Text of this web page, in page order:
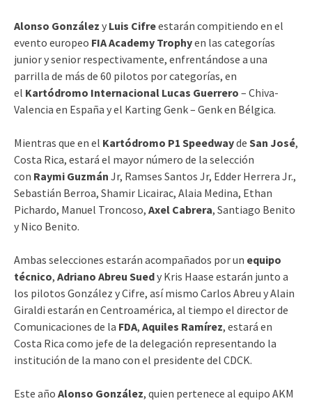
Alonso González y Luis Cifreestarán compitiendo en el
evento europeo FIA Academy Trophyen las categorías
junior y senior respectivamente, enfrentándose a una
parrilla de más de 60 pilotos por categorías, en
el Kartódromo Internacional Lucas Guerrero – Chiva-
Valencia en España y el Karting Genk – Genk en Bélgica.
Mientras que en el Kartódromo P1 Speedwayde San José,
Costa Rica, estará el mayor número de la selección
con Raymi Guzmán Jr, Ramses Santos Jr, Edder Herrera Jr.,
Sebastián Berroa, Shamir Licairac, Alaia Medina, Ethan
Pichardo, Manuel Troncoso, Axel Cabrera, Santiago Benito
y Nico Benito.
Ambas selecciones estarán acompañados por un equipo
técnico, Adriano Abreu Suedy Kris Haase estarán junto a
los pilotos González y Cifre, así mismo Carlos Abreu y Alain
Giraldi estarán en Centroamérica, al tiempo el director de
Comunicaciones de la FDA, Aquiles Ramírez, estará en
Costa Rica como jefe de la delegación representando la
institución de la mano con el presidente del CDCK.
Este año Alonso González, quien pertenece al equipo AKM